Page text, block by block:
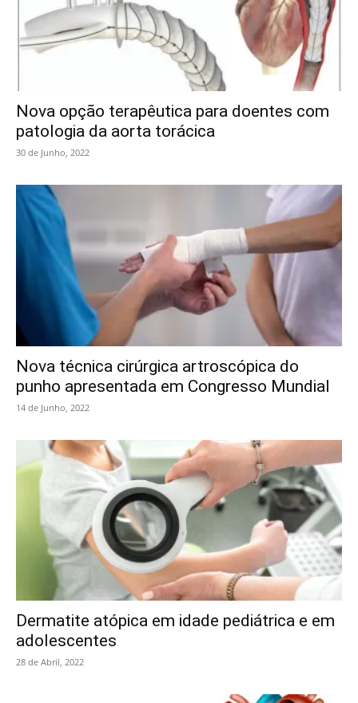
Nova opção terapêutica para doentes com
patologia da aorta torácica
30 de Junho, 2022
Nova técnica cirúrgica artroscópica do
punho apresentada em Congresso Mundial
14 de Junho, 2022
Dermatite atópica em idade pediátrica e em
adolescentes
28 de Abril, 2022